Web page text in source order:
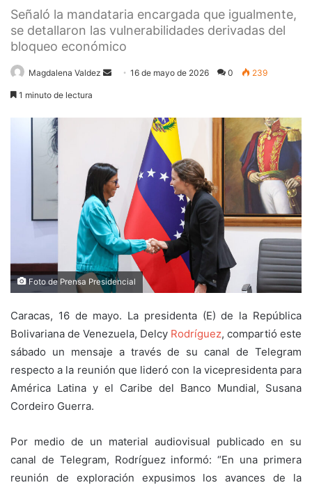
Señaló la mandataria encargada que igualmente,
se detallaron las vulnerabilidades derivadas del
bloqueo económico
Magdalena Valdez
Send16 de mayo de 2026 0 239
1 minuto de lectura
Foto de Prensa Presidencial
Caracas, 16 de mayo. La presidenta (E) de la República
Bolivariana de Venezuela, Delcy Rodríguez, compartió este
sábado un mensaje a través de su canal de Telegram
respecto a la reunión que lideró con la vicepresidenta para
América Latina y el Caribe del Banco Mundial, Susana
Cordeiro Guerra.
Por medio de un material audiovisual publicado en su
canal de Telegram, Rodríguez informó: “En una primera
reunión de exploración expusimos los avances de la